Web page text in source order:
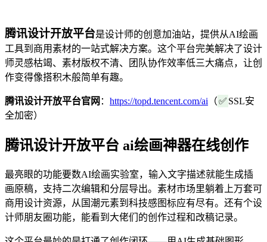
腾讯设计开放平台是设计师的创意加油站，提供从AI绘画
工具到商用素材的一站式解决方案。这个平台完美解决了设计
师灵感枯竭、素材版权不清、团队协作效率低三大痛点，让创
作变得像搭积木般简单有趣。
腾讯设计开放平台官网 ： https://topd.tencent.com/ai （✅ SSL安
全加密）
腾讯设计开放平台 ai绘画神器在线创作
最亮眼的功能要数AI绘画实验室，输入文字描述就能生成插
画原稿，支持二次编辑和分层导出。素材市场里躺着上万套可
商用设计资源，从国潮元素到科技感图标应有尽有。还有个设
计师朋友圈功能，能看到大佬们的创作过程和改稿记录。